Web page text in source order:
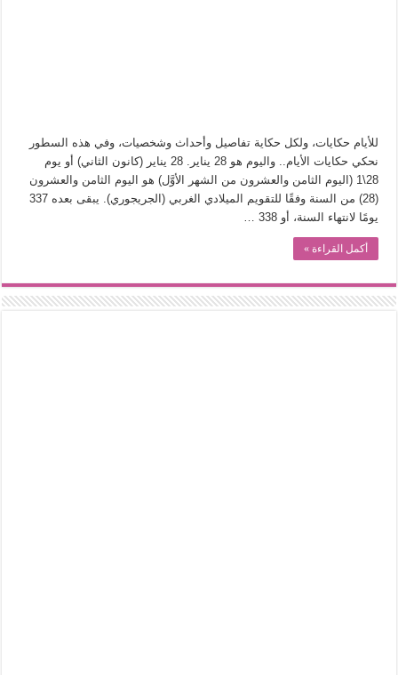
الطعام في الحضارة الإسلامية.. تاريخ يُقرأ بالنكهات
يوم شاهدت زينات صدقي على المسرح وسرحت!
من “عيش السرايا” إلى ذاكرة أم درمان.. حمور زيادة يغزل حكايات البسطاء
للأيام حكايات، ولكل حكاية تفاصيل وأحداث وشخصيات، وفي هذه السطور
نحكي حكايات الأيام.. واليوم هو 28 يناير. 28 يناير (كانون الثاني) أو يوم
28\1 (اليوم الثامن والعشرون من الشهر الأوَّل) هو اليوم الثامن والعشرون
(28) من السنة وفقًا للتقويم الميلادي الغربي (الجريجوري). يبقى بعده 337
يومًا لانتهاء السنة، أو 338 …
أكمل القراءة »